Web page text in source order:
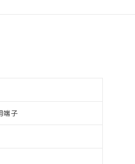
端子